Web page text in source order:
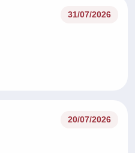
31/07/2026
20/07/2026